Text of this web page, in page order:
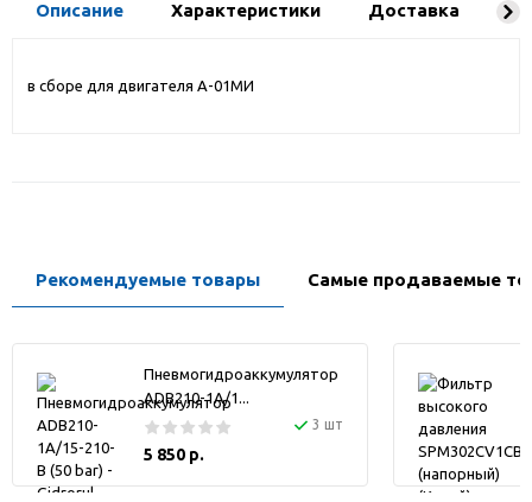
Описание Характеристики Доставка
в сборе для двигателя А-01МИ
Рекомендуемые товары Самые продаваемые
Пневмогидроаккумулятор
ADB210-1A/1...
3 шт
5 850 р.